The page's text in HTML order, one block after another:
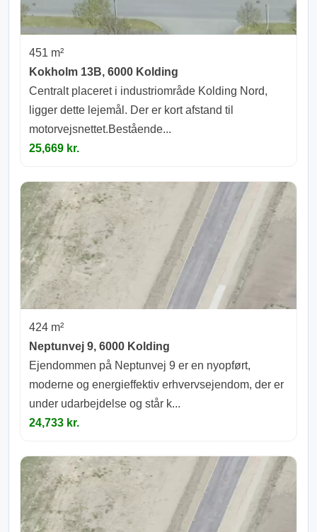
451 m²
Kokholm 13B, 6000 Kolding
Centralt placeret i industriområde Kolding Nord,
ligger dette lejemål. Der er kort afstand til
motorvejsnettet.Bestående...
25,669 kr.
424 m²
Neptunvej 9, 6000 Kolding
Ejendommen på Neptunvej 9 er en nyopført,
moderne og energieffektiv erhvervsejendom, der er
under udarbejdelse og står k...
24,733 kr.